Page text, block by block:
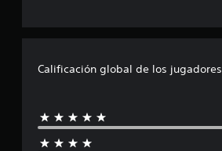
Calificación global de los jugadores